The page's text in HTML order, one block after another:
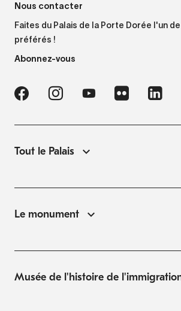
Nous contacter
Faites du Palais de la Porte Dorée l'un
préférés !
Abonnez-vous
Tout le Palais
Le monument
Musée de l'histoire de